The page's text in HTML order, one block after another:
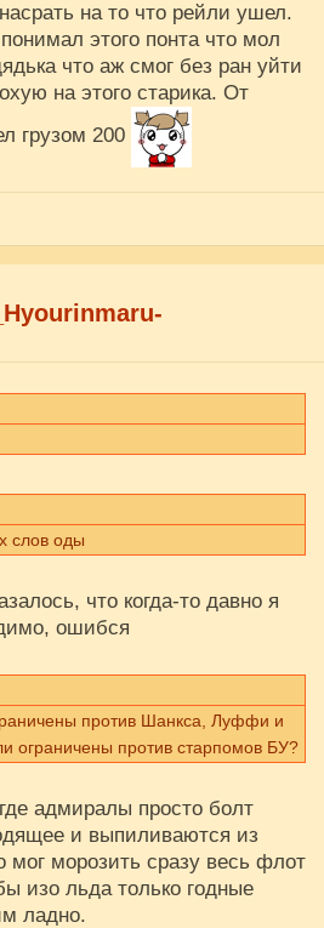
на то что рейли ушел.
этого понта что мол
что аж смог без ран уйти
на этого старика. От
грузом 200
слов оды
что когда-то давно я
ошибся
против Шанкса, Луффи и
ограничены против старпомов БУ?
адмиралы просто болт
и выпиливаются из
мог морозить сразу весь флот
изо льда только годные
ладно.